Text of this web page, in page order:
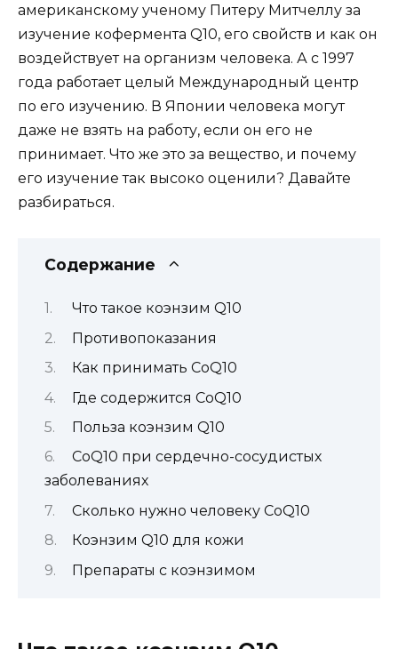
американскому ученому Питеру Митчеллу за
изучение кофермента Q10, его свойств и как он
воздействует на организм человека. А с 1997
года работает целый Международный центр
по его изучению. В Японии человека могут
даже не взять на работу, если он его не
принимает. Что же это за вещество, и почему
его изучение так высоко оценили? Давайте
разбираться.
Содержание
Что такое коэнзим Q10
Противопоказания
Как принимать CoQ10
Где содержится CoQ10
Польза коэнзим Q10
CoQ10 при сердечно-сосудистых
заболеваниях
Сколько нужно человеку CoQ10
Коэнзим Q10 для кожи
Препараты с коэнзимом